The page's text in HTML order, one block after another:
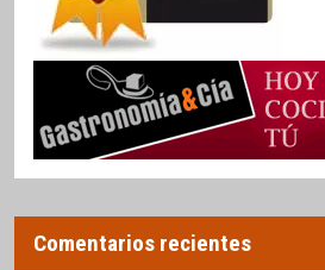
Comentarios recientes